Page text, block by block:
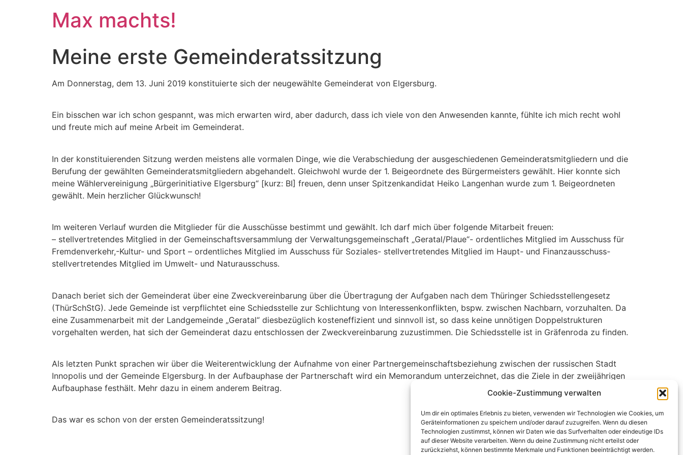
Cookie-Zustimmung verwalten
Um dir ein optimales Erlebnis zu bieten, verwenden wir Technologien wie Cookies, um
Geräteinformationen zu speichern und/oder darauf zuzugreifen. Wenn du diesen
Technologien zustimmst, können wir Daten wie das Surfverhalten oder eindeutige IDs
auf dieser Website verarbeiten. Wenn du deine Zustimmung nicht erteilst oder
zurückziehst, können bestimmte Merkmale und Funktionen beeinträchtigt werden.
Max machts!
Meine erste Gemeinderatssitzung
Am Donnerstag, dem 13. Juni 2019 konstituierte sich der neugewählte Gemeinderat von Elgersburg.
Ein bisschen war ich schon gespannt, was mich erwarten wird, aber dadurch, dass ich viele von den Anwesenden kannte, fühlte ich mich recht wohl
und freute mich auf meine Arbeit im Gemeinderat.
In der konstituierenden Sitzung werden meistens alle vormalen Dinge, wie die Verabschiedung der ausgeschiedenen Gemeinderatsmitgliedern und die
Berufung der gewählten Gemeinderatsmitgliedern abgehandelt. Gleichwohl wurde der 1. Beigeordnete des Bürgermeisters gewählt. Hier konnte sich
meine Wählervereinigung „Bürgerinitiative Elgersburg“ [kurz: BI] freuen, denn unser Spitzenkandidat Heiko Langenhan wurde zum 1. Beigeordneten
gewählt. Mein herzlicher Glückwunsch!
Im weiteren Verlauf wurden die Mitglieder für die Ausschüsse bestimmt und gewählt. Ich darf mich über folgende Mitarbeit freuen:
– stellvertretendes Mitglied in der Gemeinschaftsversammlung der Verwaltungsgemeinschaft „Geratal/Plaue“- ordentliches Mitglied im Ausschuss für
Fremdenverkehr,-Kultur- und Sport – ordentliches Mitglied im Ausschuss für Soziales- stellvertretendes Mitglied im Haupt- und Finanzausschuss-
stellvertretendes Mitglied im Umwelt- und Naturausschuss.
Danach beriet sich der Gemeinderat über eine Zweckvereinbarung über die Übertragung der Aufgaben nach dem Thüringer Schiedsstellengesetz
(ThürSchStG). Jede Gemeinde ist verpflichtet eine Schiedsstelle zur Schlichtung von Interessenkonflikten, bspw. zwischen Nachbarn, vorzuhalten. Da
eine Zusammenarbeit mit der Landgemeinde „Geratal“ diesbezüglich kosteneffizient und sinnvoll ist, so dass keine unnötigen Doppelstrukturen
vorgehalten werden, hat sich der Gemeinderat dazu entschlossen der Zweckvereinbarung zuzustimmen. Die Schiedsstelle ist in Gräfenroda zu finden.
Als letzten Punkt sprachen wir über die Weiterentwicklung der Aufnahme von einer Partnergemeinschaftsbeziehung zwischen der russischen Stadt
Innopolis und der Gemeinde Elgersburg. In der Aufbauphase der Partnerschaft wird ein Memorandum unterzeichnet, das die Ziele in der zweijährigen
Aufbauphase festhält. Mehr dazu in einem anderem Beitrag.
Das war es schon von der ersten Gemeinderatssitzung!
Alle Rechte vorbehalten